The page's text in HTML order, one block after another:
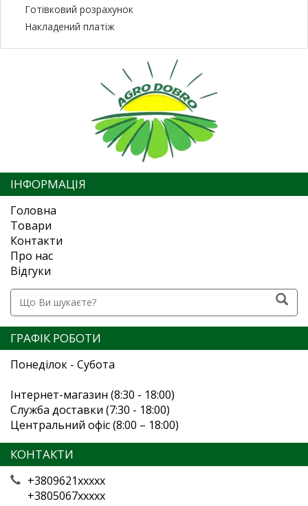
Готівковий розрахунок
Накладений платіж
ІНФОРМАЦІЯ
Головна
Товари
Контакти
Про нас
Відгуки
ГРАФІК РОБОТИ
Понеділок - Субота
Інтернет-магазин (8:30 - 18:00)
Служба доставки (7:30 - 18:00)
Центральний офіс (8:00 – 18:00)
КОНТАКТИ
+3809621xxxxx
+3805067xxxxx